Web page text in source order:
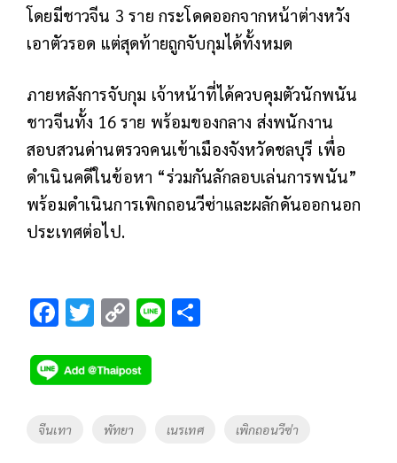
โดยมีชาวจีน 3 ราย กระโดดออกจากหน้าต่างหวัง
เอาตัวรอด แต่สุดท้ายถูกจับกุมได้ทั้งหมด
ภายหลังการจับกุม เจ้าหน้าที่ได้ควบคุมตัวนักพนัน
ชาวจีนทั้ง 16 ราย พร้อมของกลาง ส่งพนักงาน
สอบสวนด่านตรวจคนเข้าเมืองจังหวัดชลบุรี เพื่อ
ดำเนินคดีในข้อหา “ร่วมกันลักลอบเล่นการพนัน”
พร้อมดำเนินการเพิกถอนวีซ่าและผลักดันออกนอก
ประเทศต่อไป.
F
e
b
o
T
tt
er
C
p
y
Li
Li
Tags
จีนเทา พัทยา เนรเทศ เพิกถอนวีซ่า